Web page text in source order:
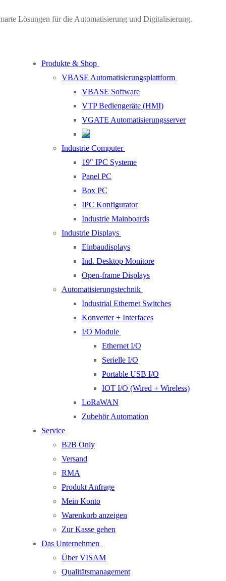
Lösungen für die Automatisierung und Digitalisierung.
Produkte & Shop
VBASE Automatisierungsplattform
VBASE Software
VTP Bediengeräte (HMI)
VGATE Automatisierungsserver
Industrie Computer
19″ IPC Systeme
Panel PC
Box PC
IPC Konfigurator
Industrie Mainboards
Industrie Displays
Einbaudisplays
Ind. Desktop Monitore
Open-frame Displays
Automatisierungstechnik
Industrial Ethernet Switches
Konverter + Interfaces
I/O Module
Ethernet I/O
Serielle I/O
Portable USB I/O
IOT I/O (Wired + Wireless)
LoRaWAN
Zubehör Automation
Service
B2B Only
Versand
RMA
Produkt Anfrage
Mein Konto
Warenkorb anzeigen
Zur Kasse gehen
Das Unternehmen
Über VISAM
Qualitätsmanagement